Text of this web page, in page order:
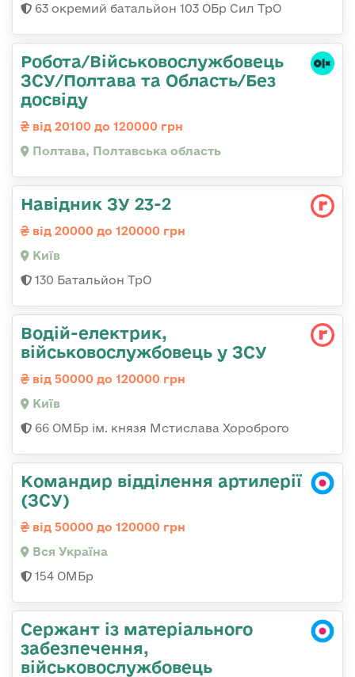
63 окремий батальйон 103 ОБр Сил ТрО
Робота/Військовослужбовець
ЗСУ/Полтава та Область/Без
досвіду
від 20100 до 120000 грн
Полтава, Полтавська область
Навідник ЗУ 23-2
від 20000 до 120000 грн
Київ
130 Батальйон ТрО
Водій-електрик,
військовослужбовець у ЗСУ
від 50000 до 120000 грн
Київ
66 ОМБр ім. князя Мстислава Хороброго
Командир відділення артилерії
(ЗСУ)
від 50000 до 120000 грн
Вся Україна
154 ОМБр
Сержант із матеріального
забезпечення,
військовослужбовець